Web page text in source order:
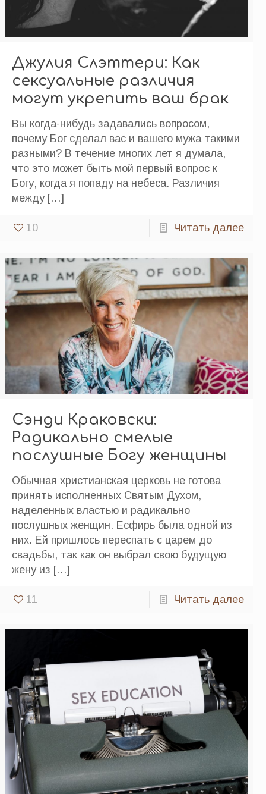
Джулия Слэттери: Как
сексуальные различия
могут укрепить ваш брак
Вы когда-нибудь задавались вопросом,
почему Бог сделал вас и вашего мужа такими
разными? В течение многих лет я думала,
что это может быть мой первый вопрос к
Богу, когда я попаду на небеса. Различия
между[…]
10 Читать далее
Сэнди Краковски:
Радикально смелые
послушные Богу женщины
Обычная христианская церковь не готова
принять исполненных Святым Духом,
наделенных властью и радикально
послушных женщин. Есфирь была одной из
них. Ей пришлось переспать с царем до
свадьбы, так как он выбрал свою будущую
жену из […]
11 Читать далее